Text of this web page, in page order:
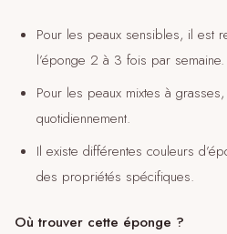
Pour les peaux sensibles, il est
l’éponge 2 à 3 fois par semaine.
Pour les peaux mixtes à
quotidiennement.
Il existe différentes couleurs
des propriétés spécifiques.
Où trouver cette éponge ?